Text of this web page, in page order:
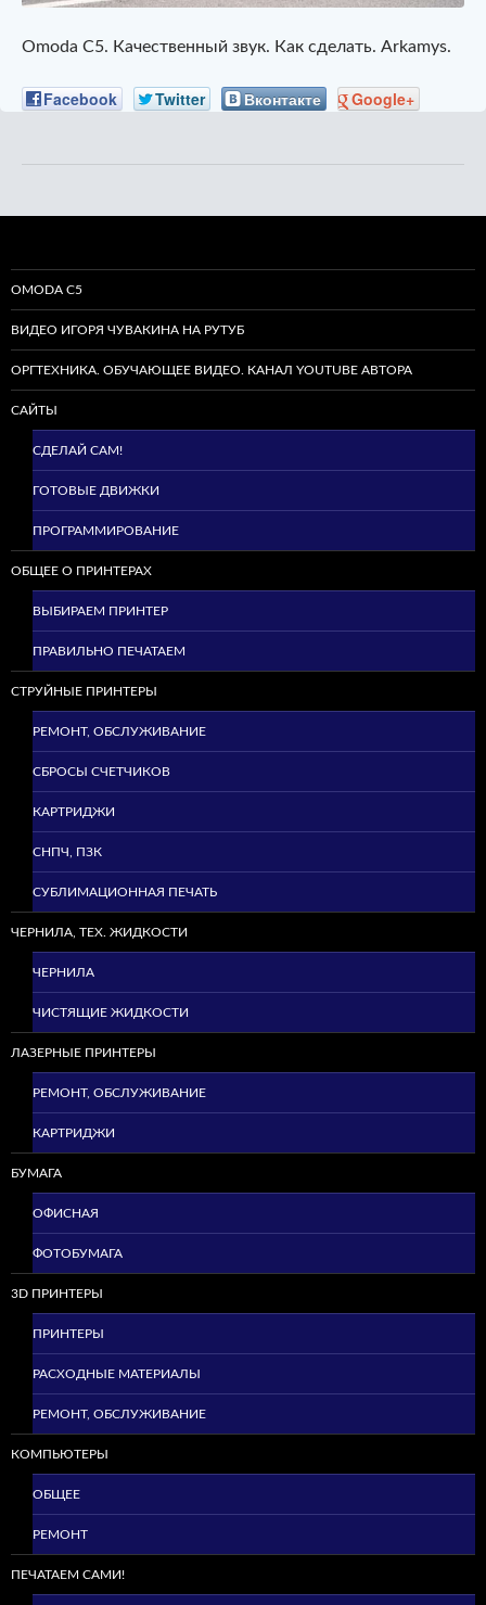
Omoda C5. Качественный звук. Как сделать. Arkamys.
Facebook Twitter Вконтакте Google+
OMODA C5
ВИДЕО ИГОРЯ ЧУВАКИНА НА РУТУБ
ОРГТЕХНИКА. ОБУЧАЮЩЕЕ ВИДЕО. КАНАЛ YOUTUBE АВТОРА
САЙТЫ
СДЕЛАЙ САМ!
ГОТОВЫЕ ДВИЖКИ
ПРОГРАММИРОВАНИЕ
ОБЩЕЕ О ПРИНТЕРАХ
ВЫБИРАЕМ ПРИНТЕР
ПРАВИЛЬНО ПЕЧАТАЕМ
СТРУЙНЫЕ ПРИНТЕРЫ
РЕМОНТ, ОБСЛУЖИВАНИЕ
СБРОСЫ СЧЕТЧИКОВ
КАРТРИДЖИ
СНПЧ, ПЗК
СУБЛИМАЦИОННАЯ ПЕЧАТЬ
ЧЕРНИЛА, ТЕХ. ЖИДКОСТИ
ЧЕРНИЛА
ЧИСТЯЩИЕ ЖИДКОСТИ
ЛАЗЕРНЫЕ ПРИНТЕРЫ
РЕМОНТ, ОБСЛУЖИВАНИЕ
КАРТРИДЖИ
БУМАГА
ОФИСНАЯ
ФОТОБУМАГА
3D ПРИНТЕРЫ
ПРИНТЕРЫ
РАСХОДНЫЕ МАТЕРИАЛЫ
РЕМОНТ, ОБСЛУЖИВАНИЕ
КОМПЬЮТЕРЫ
ОБЩЕЕ
РЕМОНТ
ПЕЧАТАЕМ САМИ!